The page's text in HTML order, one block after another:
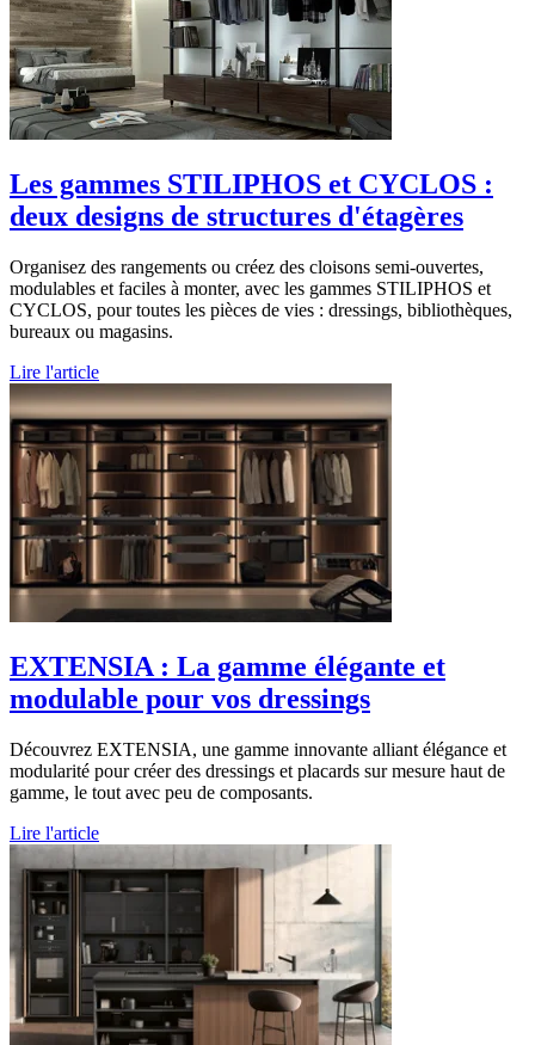
Les gammes STILIPHOS et CYCLOS :
deux designs de structures d'étagères
Organisez des rangements ou créez des cloisons semi-ouvertes,
modulables et faciles à monter, avec les gammes STILIPHOS et
CYCLOS, pour toutes les pièces de vies : dressings, bibliothèques,
bureaux ou magasins.
Lire l'article
EXTENSIA : La gamme élégante et
modulable pour vos dressings
Découvrez EXTENSIA, une gamme innovante alliant élégance et
modularité pour créer des dressings et placards sur mesure haut de
gamme, le tout avec peu de composants.
Lire l'article